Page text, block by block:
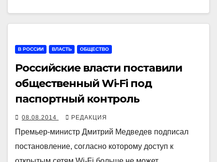
В РОССИИ ВЛАСТЬ ОБЩЕСТВО
Российские власти поставили
общественный Wi-Fi под
паспортный контроль
08.08.2014 РЕДАКЦИЯ
Премьер-министр Дмитрий Медведев подписал
постановление, согласно которому доступ к